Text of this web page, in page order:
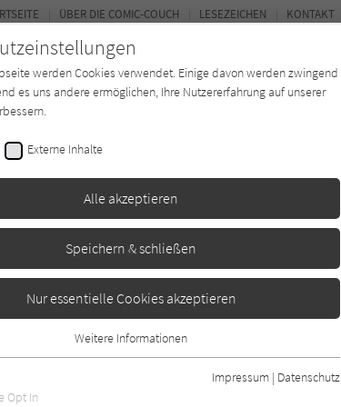
Verlage Magazin
ÜBER DIE COMIC-COUCH LESEZEICHEN KONTAKT
werden Cookies verwendet. Einige davon werden zwingend
es uns andere ermöglichen, Ihre Nutzererfahrung auf unserer
Externe Inhalte
Alle akzeptieren
Speichern & schließen
Nur essentielle Cookies akzeptieren
werden für grundlegende Funktionen der Webseite
ist gewährleistet, dass die Webseite einwandfrei
Weitere Informationen
Opt In
Impressum | Datenschutz